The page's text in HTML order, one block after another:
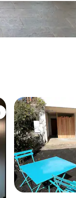
על ידי אורחים